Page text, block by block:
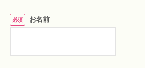
必須 お名前